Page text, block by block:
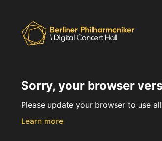
Sorry, your browser
Please update your browser to use
Learn more